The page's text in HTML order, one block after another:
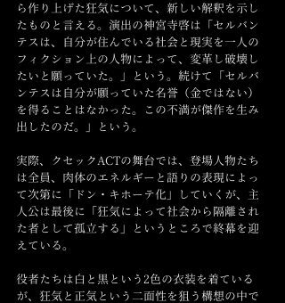
ら作り上げた狂気について、新しい解釈を示し
たものと言える。演出の神宮寺啓は「セルバン
テスは、自分が住んでいる社会と現実を一人の
フィクション上の人物によって、変革し破壊し
たいと願っていた。」という。続けて「セルバ
ンテスは自分が願っていた名誉（金ではない）
を得ることはなかった。この不満が傑作を生み
出したのだ。」という。
実際、クセックACTの舞台では、登場人物たち
は全員、肉体のエネルギーと語りの表現によっ
て次第に「ドン・キホーテ化」していくが、主
人公は最後に「狂気によって社会から隔離され
た者として孤立する」というところで終幕を迎
えている。
役者たちは白と黒という2色の衣装を着ている
が、狂気と正気という二面性を狙う構想の中で